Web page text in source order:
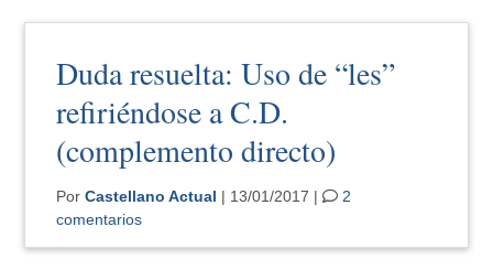
Duda resuelta: Uso de “les”
refiriéndose a C.D.
(complemento directo)
PorCastellano Actual | 13/01/2017 |
2
comentarios